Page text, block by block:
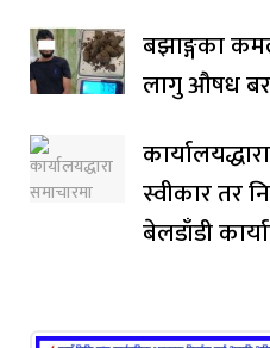
बझाङ्गका
लागु औषध
स्वीकार तर
बेलडाँडी